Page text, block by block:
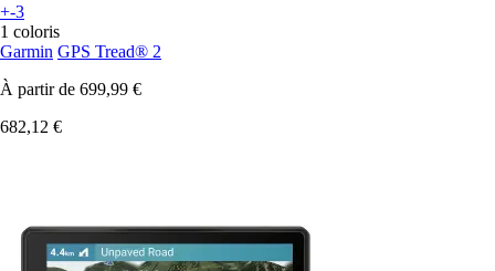
+-3
1 coloris
Garmin GPS Tread® 2
À partir de 699,99 €
682,12 €